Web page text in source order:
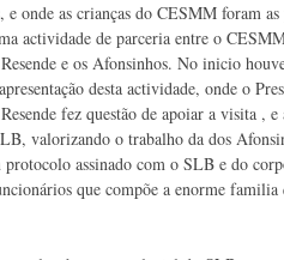
e onde as crianças do CESMM foram
actividade de parceria entre o
e os Afonsinhos. No inicio
desta actividade, onde o
fez questão de apoiar a visita , e
valorizando o trabalho da dos
protocolo assinado com o SLB e do
que compõe a enorme familia